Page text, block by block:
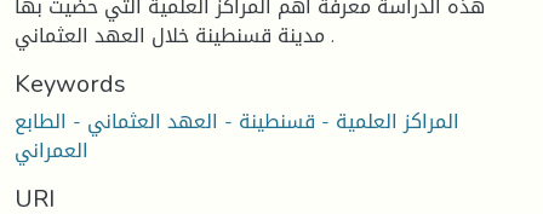
مدينة قسنطينة خلال العهد العثماني .
Keywords
المراكز العلمية - قسنطينة - العهد العثماني - الطابع
العمراني
URI